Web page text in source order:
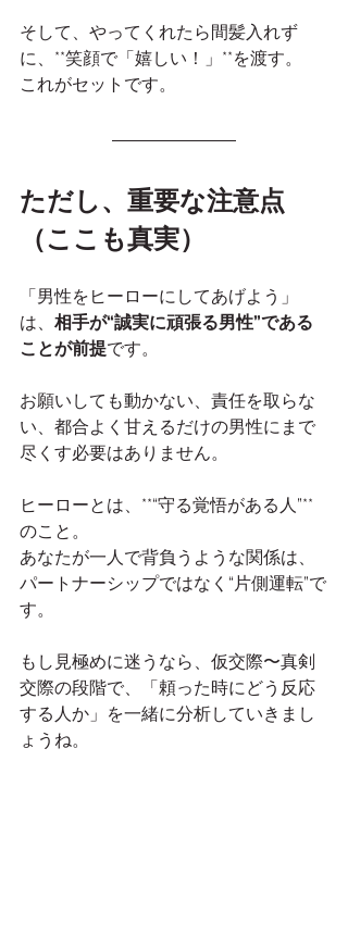
そして、やってくれたら間髪入れず
に、**笑顔で「嬉しい！」**を渡す。
これがセットです。
ただし、重要な注意点
（ここも真実）
「男性をヒーローにしてあげよう」
は、 相手が“誠実に頑張る男性”である
ことが前提です。
お願いしても動かない、責任を取らな
い、都合よく甘えるだけの男性にまで
尽くす必要はありません。
ヒーローとは、**“守る覚悟がある人”**
のこと。
あなたが一人で背負うような関係は、
パートナーシップではなく“片側運転”で
す。
もし見極めに迷うなら、仮交際〜真剣
交際の段階で、「頼った時にどう反応
する人か」を一緒に分析していきまし
ょうね。